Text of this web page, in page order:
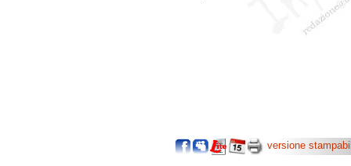
versione